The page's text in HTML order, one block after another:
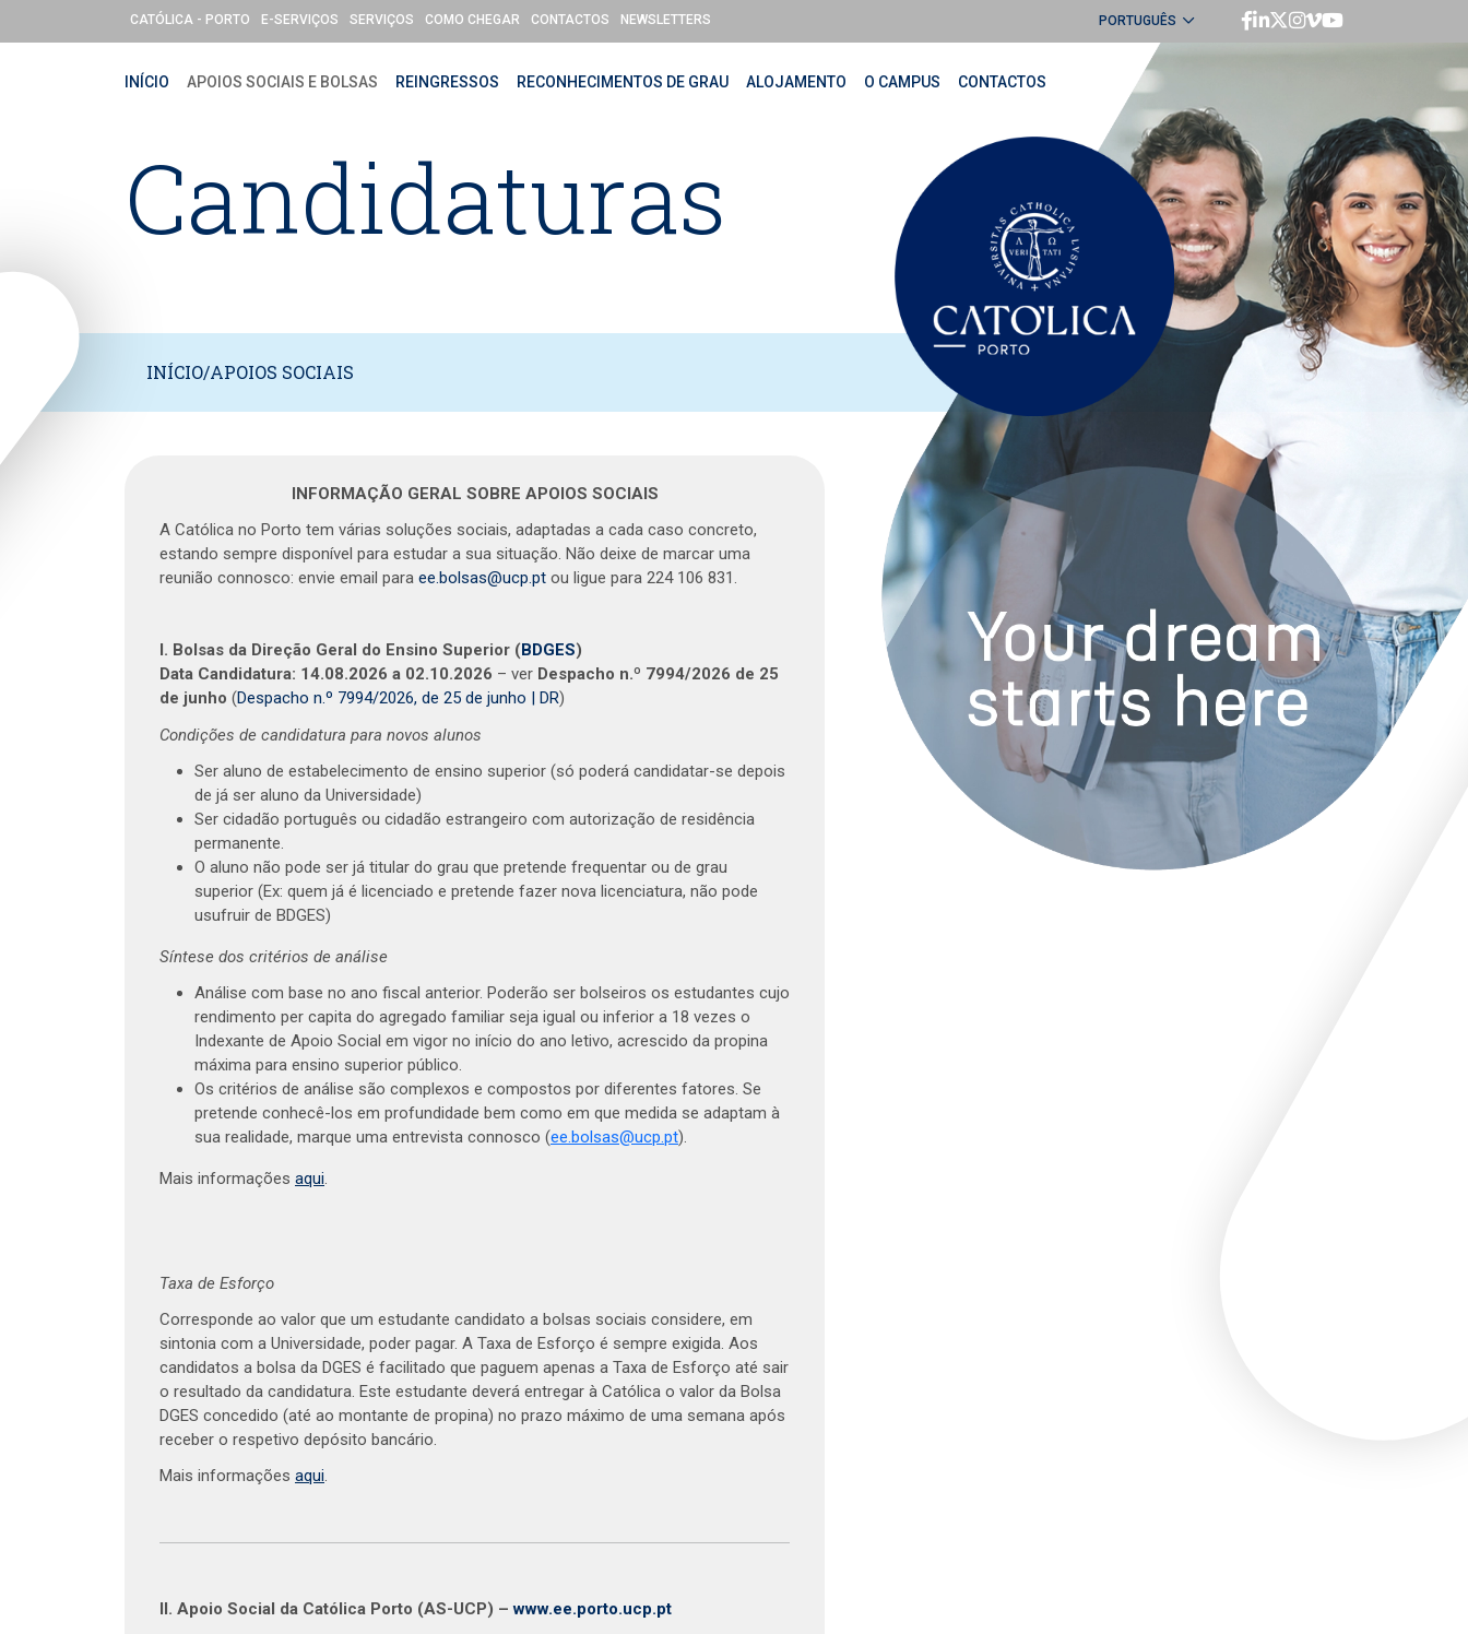
Passar para o conteúdo principal
CATÓLICA - PORTO E-SERVIÇOS SERVIÇOS COMO CHEGAR CONTACTOS NEWSLETTERS PORTUGUÊS
ENGLISH
INÍCIO APOIOS SOCIAIS E BOLSAS REINGRESSOS RECONHECIMENTOS DE GRAU ALOJAMENTO O CAMPUS CONTACTOS
Candidaturas
INÍCIO/APOIOS SOCIAIS
INFORMAÇÃO GERAL SOBRE APOIOS SOCIAIS
A Católica no Porto tem várias soluções sociais, adaptadas a cada caso concreto,
estando sempre disponível para estudar a sua situação. Não deixe de marcar uma
reunião connosco: envie email para ee.bolsas@ucp.pt ou ligue para 224 106 831.
I. Bolsas da Direção Geral do Ensino Superior (BDGES)
Data Candidatura: 14.08.2026 a 02.10.2026 – ver Despacho n.º 7994/2026 de 25
de junho (Despacho n.º 7994/2026, de 25 de junho | DR)
Condições de candidatura para novos alunos
Ser aluno de estabelecimento de ensino superior (só poderá candidatar-se depois
de já ser aluno da Universidade)
Ser cidadão português ou cidadão estrangeiro com autorização de residência
permanente.
O aluno não pode ser já titular do grau que pretende frequentar ou de grau
superior (Ex: quem já é licenciado e pretende fazer nova licenciatura, não pode
usufruir de BDGES)
Síntese dos critérios de análise
Análise com base no ano fiscal anterior. Poderão ser bolseiros os estudantes cujo
rendimento per capita do agregado familiar seja igual ou inferior a 18 vezes o
Indexante de Apoio Social em vigor no início do ano letivo, acrescido da propina
máxima para ensino superior público.
Os critérios de análise são complexos e compostos por diferentes fatores. Se
pretende conhecê-los em profundidade bem como em que medida se adaptam à
sua realidade, marque uma entrevista connosco (ee.bolsas@ucp.pt).
Mais informações aqui.
Taxa de Esforço
Corresponde ao valor que um estudante candidato a bolsas sociais considere, em
sintonia com a Universidade, poder pagar. A Taxa de Esforço é sempre exigida. Aos
candidatos a bolsa da DGES é facilitado que paguem apenas a Taxa de Esforço até sair
o resultado da candidatura. Este estudante deverá entregar à Católica o valor da Bolsa
DGES concedido (até ao montante de propina) no prazo máximo de uma semana após
receber o respetivo depósito bancário.
Mais informações aqui.
II. Apoio Social da Católica Porto (AS-UCP) –www.ee.porto.ucp.pt